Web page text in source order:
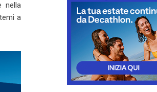
nella
a